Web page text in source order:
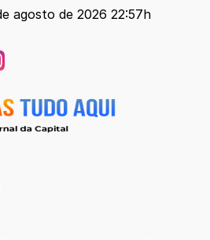
agosto de 2026 22:57h